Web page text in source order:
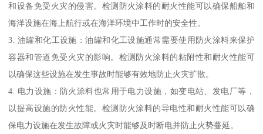
和设备免受火灾的侵害。检测防火涂料的耐火性能可以确保船舶和
海洋设施在海上航行或在海洋环境中工作时的安全性。
3. 油罐和化工设施：油罐和化工设施通常需要使用防火涂料来保护
容器和管道免受火灾的影响。检测防火涂料的粘附性和耐火性能可
以确保这些设施在发生事故时能够有效地防止火灾扩散。
4. 电力设施：防火涂料也常用于电力设施，如变电站、发电厂等，
以提高设施的防火性能。检测防火涂料的导电性和耐火性能可以确
保电力设施在发生故障或火灾时能够及时断电并防止火势蔓延。